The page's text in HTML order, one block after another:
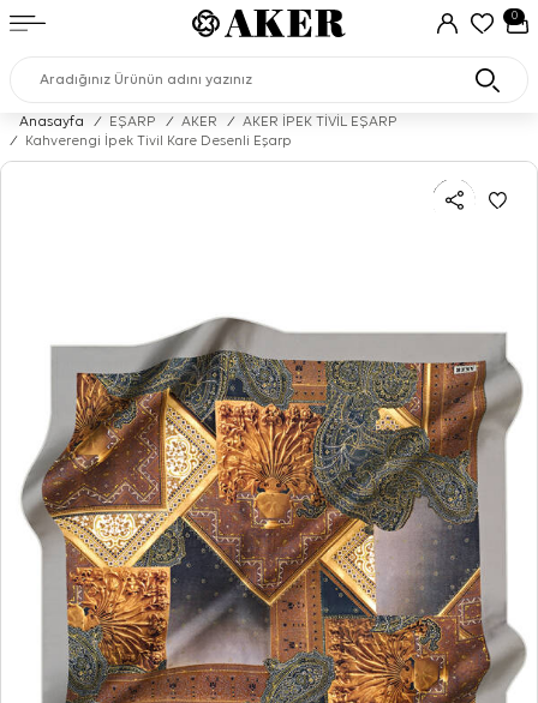
0
Anasayfa / EŞARP / AKER /
AKER İPEK TİVİL EŞARP
/
Kahverengi İpek Tivil Kare Desenli Eşarp